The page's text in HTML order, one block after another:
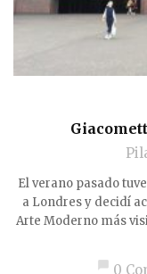
El verano pasado
a Londres y decidí
Arte Moderno más
0